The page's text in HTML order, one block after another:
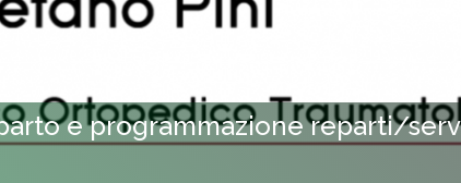
e programmazione reparti/